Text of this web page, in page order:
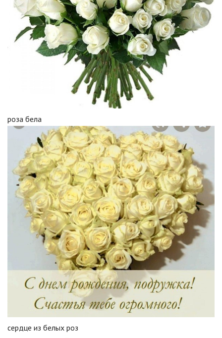
роза бела
сердце из белых роз